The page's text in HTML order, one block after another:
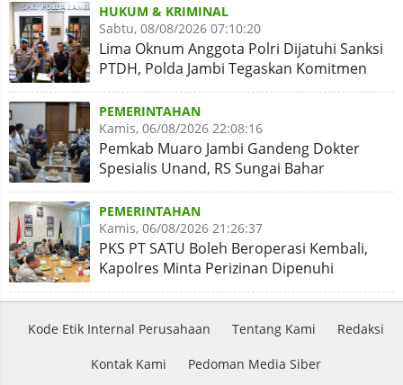
HUKUM & KRIMINAL
Sabtu, 08/08/2026 07:10:20
Lima Oknum Anggota Polri Dijatuhi Sanksi
PTDH, Polda Jambi Tegaskan Komitmen
Penegakan Kode Etik
PEMERINTAHAN
Kamis, 06/08/2026 22:08:16
Pemkab Muaro Jambi Gandeng Dokter
Spesialis Unand, RS Sungai Bahar
Disiapkan Naik Kelas
PEMERINTAHAN
Kamis, 06/08/2026 21:26:37
PKS PT SATU Boleh Beroperasi Kembali,
Kapolres Minta Perizinan Dipenuhi
Kode Etik Internal Perusahaan Tentang Kami Redaksi
Kontak Kami Pedoman Media Siber